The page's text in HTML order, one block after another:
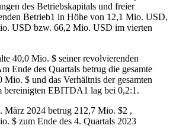
des Betriebskapitals und freier
Betrieb1 in Höhe von 12,1 Mio. USD,
USD bzw. 66,2 Mio. USD im vierten
40,0 Mio. $ seiner revolvierenden
Ende des Quartals betrug die gesamte
$ und das Verhältnis der gesamten
bereinigten EBITDA1 lag bei 0,2:1.
2024 betrug 212,7 Mio. $2 ,
$ zum Ende des 4. Quartals 2023